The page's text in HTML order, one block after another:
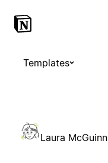
Templates
Laura McGuinn